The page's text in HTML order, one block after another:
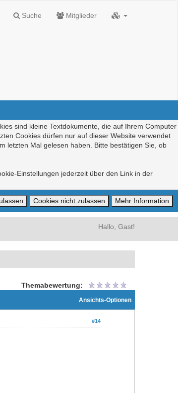
Suche Mitglieder
sind kleine Textdokumente, die auf Ihrem Computer
Cookies dürfen nur auf dieser Website verwendet
letzten Mal gelesen haben. Bitte bestätigen Sie, ob
Einstellungen jederzeit über den Link in der
Hallo, Gast!
Themabewertung:
Ansichts-Optionen
#14